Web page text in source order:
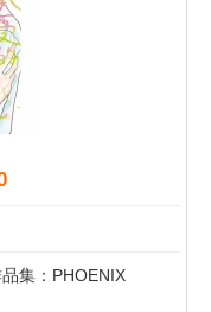
集：PHOENIX